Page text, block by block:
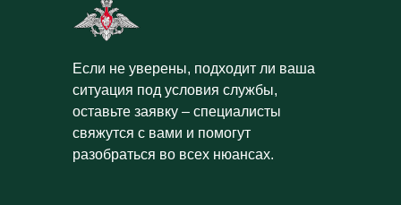
Если не уверены, подходит ли ваша
ситуация под условия службы,
оставьте заявку – специалисты
свяжутся с вами и помогут
разобраться во всех нюансах.